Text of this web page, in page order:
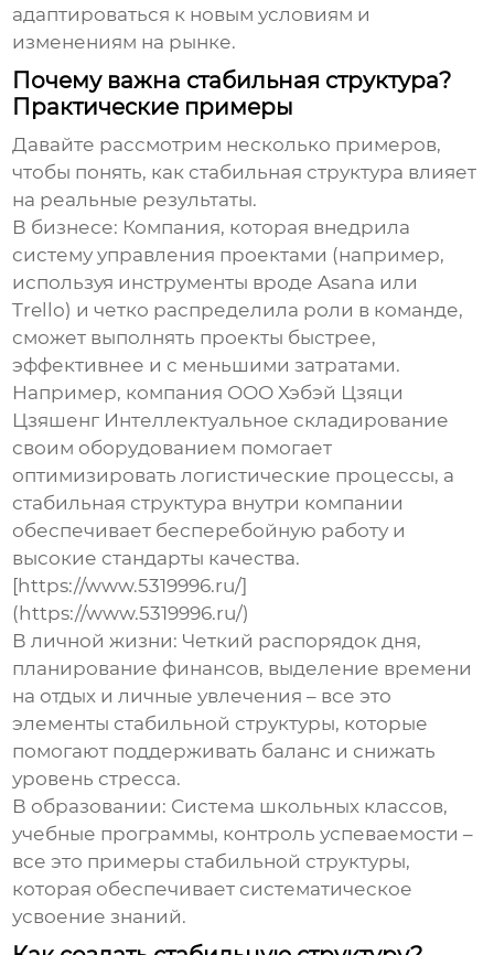
адаптироваться к новым условиям и
изменениям на рынке.
Почему важна стабильная структура?
Практические примеры
Давайте рассмотрим несколько примеров,
чтобы понять, как стабильная структура влияет
на реальные результаты.
В бизнесе: Компания, которая внедрила
систему управления проектами (например,
используя инструменты вроде Asana или
Trello) и четко распределила роли в команде,
сможет выполнять проекты быстрее,
эффективнее и с меньшими затратами.
Например, компания ООО Хэбэй Цзяци
Цзяшенг Интеллектуальное складирование
своим оборудованием помогает
оптимизировать логистические процессы, а
стабильная структура внутри компании
обеспечивает бесперебойную работу и
высокие стандарты качества.
[https://www.5319996.ru/]
(https://www.5319996.ru/)
В личной жизни: Четкий распорядок дня,
планирование финансов, выделение времени
на отдых и личные увлечения – все это
элементы стабильной структуры, которые
помогают поддерживать баланс и снижать
уровень стресса.
В образовании: Система школьных классов,
учебные программы, контроль успеваемости –
все это примеры стабильной структуры,
которая обеспечивает систематическое
усвоение знаний.